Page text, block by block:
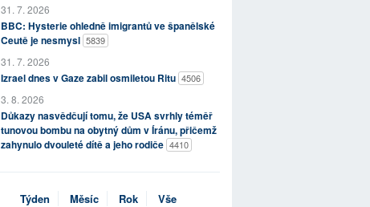
31. 7. 2026
BBC: Hysterie ohledně imigrantů ve španělské
Ceutě je nesmysl 5839
31. 7. 2026
Izrael dnes v Gaze zabil osmiletou Ritu 4506
3. 8. 2026
Důkazy nasvědčují tomu, že USA svrhly téměř
tunovou bombu na obytný dům v Íránu, přičemž
zahynulo dvouleté dítě a jeho rodiče 4410
Týden Měsíc Rok Vše